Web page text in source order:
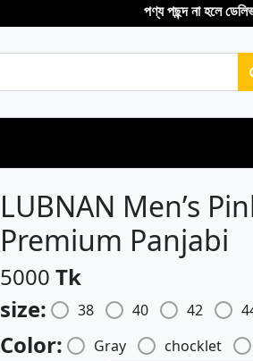
পণ্য পছন্দ না হলে ডেলিভারি
LUBNAN Men’s
Premium Panjabi
5000 Tk
size:
38 40 42
Color: Gray chocklet